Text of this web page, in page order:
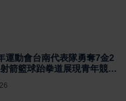
運動會台南代表隊勇奪7金2
箭籃球跆拳道展現青年競技